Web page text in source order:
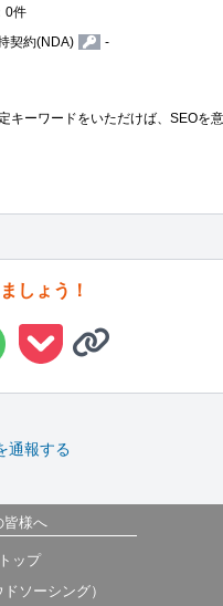
0件
契約(NDA) -
ーワードをいただけば、SEOを
しょう！
通報する
皆様へ
ップ
ソーシング）